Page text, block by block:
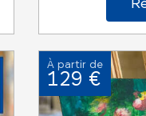
À partir de
129 €